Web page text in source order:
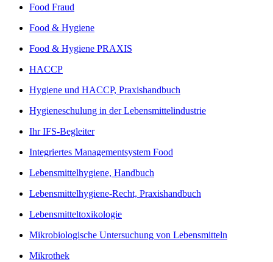
Food Fraud
Food & Hygiene
Food & Hygiene PRAXIS
HACCP
Hygiene und HACCP, Praxishandbuch
Hygieneschulung in der Lebensmittelindustrie
Ihr IFS-Begleiter
Integriertes Managementsystem Food
Lebensmittelhygiene, Handbuch
Lebensmittelhygiene-Recht, Praxishandbuch
Lebensmitteltoxikologie
Mikrobiologische Untersuchung von Lebensmitteln
Mikrothek